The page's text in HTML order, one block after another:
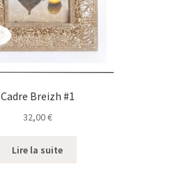
Cadre Breizh #1
32,00€
Lire la suite